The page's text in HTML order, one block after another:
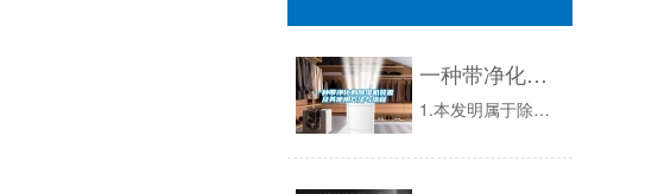
一种带净化的除湿机装置及其使用方法与流程
1.本发明属于除湿机技术领域，特别是涉及一种带净化的除湿机装置及其使用方法。背景技术：2.除湿机是指将潮湿空气抽入机内，对潮湿空气中的水分进...